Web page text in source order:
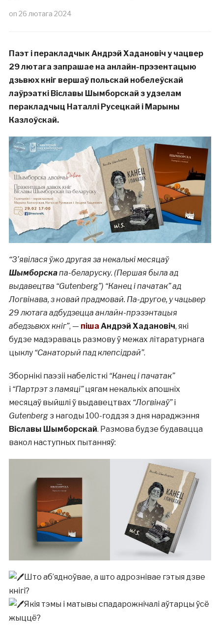
on 26 лютага 2024
Паэт і перакладчык Андрэй Хадановіч у чацвер
29 лютага запрашае на анлайн-прэзентацыю
дзьвюх кніг вершаў польскай нобелеўскай
лаўрэаткі Віславы Шымборскай з удзелам
перакладчыц Наталлі Русецкай і Марыны
Казлоўскай.
“З’явілася ўжо другая за некалькі месяцаў
Шымборскапа-беларуску. (Першая была ад
выдавецтва “Gutenberg”) “Канец і пачатак” ад
Логвінава, з новай прадмовай. Па-другое, у чацьвер
29 лютага адбудзецца анлайн-прэзэнтацыя
абедзьвюх кніг”, — піша Андрэй Хадановіч, які
будзе мадэраваць размову ў межах літаратурнага
цыклу “Санаторый пад клепсідрай”.
Зборнікі паэзіі набелісткі “Канец і пачатак”
і “Партрэт з памяці”цягам некалькіх апошніх
месяцаў выйшлі ў выдавецтвах “Логвінаў”і
Gutenbergз нагоды 100-годдзя з дня нараджэння
Віславы Шымборскай. Размова будзе будавацца
вакол наступных пытанняў:
Што аб’ядноўвае, а што адрознівае гэтыя дзве
кнігі?
Якія тэмы і матывы спадарожнічалі аўтарцы ўсё
жыццё?